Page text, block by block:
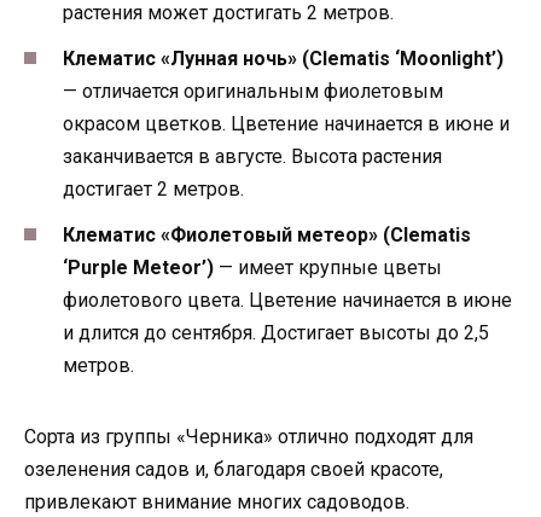
растения может достигать 2 метров.
Клематис «Лунная ночь» (Clematis ‘Moonlight’)
— отличается оригинальным фиолетовым
окрасом цветков. Цветение начинается в июне и
заканчивается в августе. Высота растения
достигает 2 метров.
Клематис «Фиолетовый метеор» (Clematis
‘Purple Meteor’) — имеет крупные цветы
фиолетового цвета. Цветение начинается в июне
и длится до сентября. Достигает высоты до 2,5
метров.
Сорта из группы «Черника» отлично подходят для
озеленения садов и, благодаря своей красоте,
привлекают внимание многих садоводов.